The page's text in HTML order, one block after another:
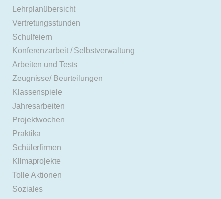
Lehrplanübersicht
Vertretungsstunden
Schulfeiern
Konferenzarbeit / Selbstverwaltung
Arbeiten und Tests
Zeugnisse/ Beurteilungen
Klassenspiele
Jahresarbeiten
Projektwochen
Praktika
Schülerfirmen
Klimaprojekte
Tolle Aktionen
Soziales